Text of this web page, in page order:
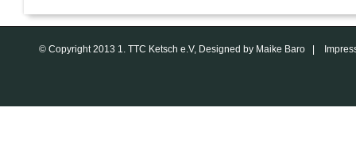
© Copyright 2013 1. TTC Ketsch e.V, Designed by Maike Baro |